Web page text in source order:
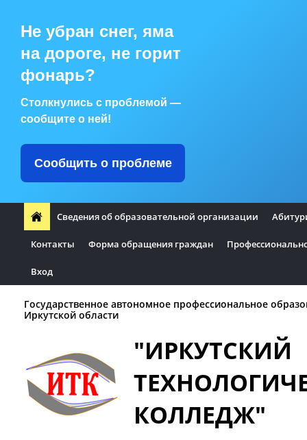
Не убран снег, яма
на дороге, не горит
фонарь?
Столкнулись с проблемой —
сообщите о ней!
Сообщить о проблеме
Сведения об образовательной организации
Контакты Форма обращения граждан
Вход
Государственное автономное профессиональное
Иркутской области
"ИРКУТСКИЙ
КОЛЛЕДЖ"